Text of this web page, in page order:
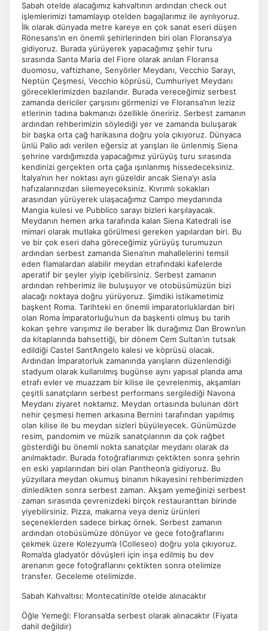
ÇEREZ KULLANIM AYARLARINIZ
Çerez tercihlerinizibelirleyin.
Daha fazla bilgi içinKVKK bilgilendirmemizi,çerez kullanımve
gizlilik koşullarınıinceleyebilirsiniz.
Zorunlu Çerezler HER ZAMAN AKTIF
Oturum yönetimi, güvenlik ve temel site işlevleri için
gereklidir. Bu çerezler olmadan site düzgün çalışmaz ve
Sabah otelde alacağımız kahvaltının ardından check out
işlemlerimizi tamamlayıp otelden bagajlarımız ile ayrılıyoruz.
İlk olarak dünyada metre kareye en çok sanat eseri düşen
Rönesans’ın en önemli şehirlerinden biri olan Floransa’ya
gidiyoruz. Burada yürüyerek yapacağımız şehir turu
sırasında Santa Maria del Fiore olarak anılan Floransa
duomosu, vaftizhane, Senyörler Meydanı, Vecchio Sarayı,
Neptün Çeşmesi, Vecchio köprüsü, Cumhuriyet Meydanı
göreceklerimizden bazılarıdır. Burada vereceğimiz serbest
zamanda dericiler çarşısını görmenizi ve Floransa’nın leziz
etlerinin tadına bakmanızı özellikle öneririz. Serbest zamanın
ardından rehberimizin söylediği yer ve zamanda buluşarak
bir başka orta çağ harikasına doğru yola çıkıyoruz. Dünyaca
ünlü Palio adı verilen eğersiz at yarışları ile ünlenmiş Siena
şehrine vardığımızda yapacağımız yürüyüş turu sırasında
kendinizi gerçekten orta çağa ışınlanmış hissedeceksiniz.
İtalya’nın her noktası ayrı güzeldir ancak Siena’yı asla
hafızalarınızdan silemeyeceksiniz. Kıvrımlı sokakları
arasından yürüyerek ulaşacağımız Campo meydanında
Mangia kulesi ve Pubblico sarayı bizleri karşılayacak.
Meydanın hemen arka tarafında kalan Siena Katedrali ise
mimari olarak mutlaka görülmesi gereken yapılardan biri. Bu
ve bir çok eseri daha göreceğimiz yürüyüş turumuzun
ardından serbest zamanda Siena’nın mahallelerini temsil
eden flamalardan alabilir meydan etrafındaki kafelerde
aperatif bir şeyler yiyip içebilirsiniz. Serbest zamanın
ardından rehberimiz ile buluşuyor ve otobüsümüzün bizi
alacağı noktaya doğru yürüyoruz. Şimdiki istikametimiz
başkent Roma. Tarihteki en önemli imparatorluklardan biri
olan Roma İmparatorluğu’nun da başkenti olmuş bu tarih
kokan şehre varışımız ile beraber İlk durağımız Dan Brown’un
da kitaplarında bahsettiği, bir dönem Cem Sultan’ın tutsak
edildiği Castel Sant’Angelo kalesi ve köprüsü olacak.
Ardından İmparatorluk zamanında yarışların düzenlendiği
stadyum olarak kullanılmış bugünse aynı yapısal planda ama
etrafı evler ve muazzam bir kilise ile çevrelenmiş, akşamları
çeşitli sanatçıların serbest performans sergilediği Navona
Meydanı ziyaret noktamız. Meydan ortasında bulunan dört
nehir çeşmesi hemen arkasına Bernini tarafından yapılmış
olan kilise ile bu meydan sizleri büyüleyecek. Günümüzde
resim, pandomim ve müzik sanatçılarının da çok rağbet
gösterdiği bu önemli nokta sanatçılar meydanı olarak da
anılmaktadır. Burada fotoğraflarımızı çektikten sonra şehrin
en eski yapılarından biri olan Pantheon’a gidiyoruz. Bu
yüzyıllara meydan okumuş binanın hikayesini rehberimizden
dinledikten sonra serbest zaman. Akşam yemeğinizi serbest
zaman sırasında çevrenizdeki birçok restauranttan birinde
yiyebilirsiniz. Pizza, makarna veya deniz ürünleri
seçeneklerden sadece birkaç örnek. Serbest zamanın
ardından otobüsümüze dönüyor ve gece fotoğraflarını
çekmek üzere Kolezyum’a (Colleseo) doğru yola çıkıyoruz.
Roma’da gladyatör dövüşleri için inşa edilmiş bu dev
arenanın gece fotoğraflarını çektikten sonra otelimize
transfer. Geceleme otelimizde.
Sabah Kahvaltısı: Montecatini’de otelde alınacaktır
Öğle Yemeği: Floransa’da serbest olarak alınacaktır (Fiyata
dahil değildir)